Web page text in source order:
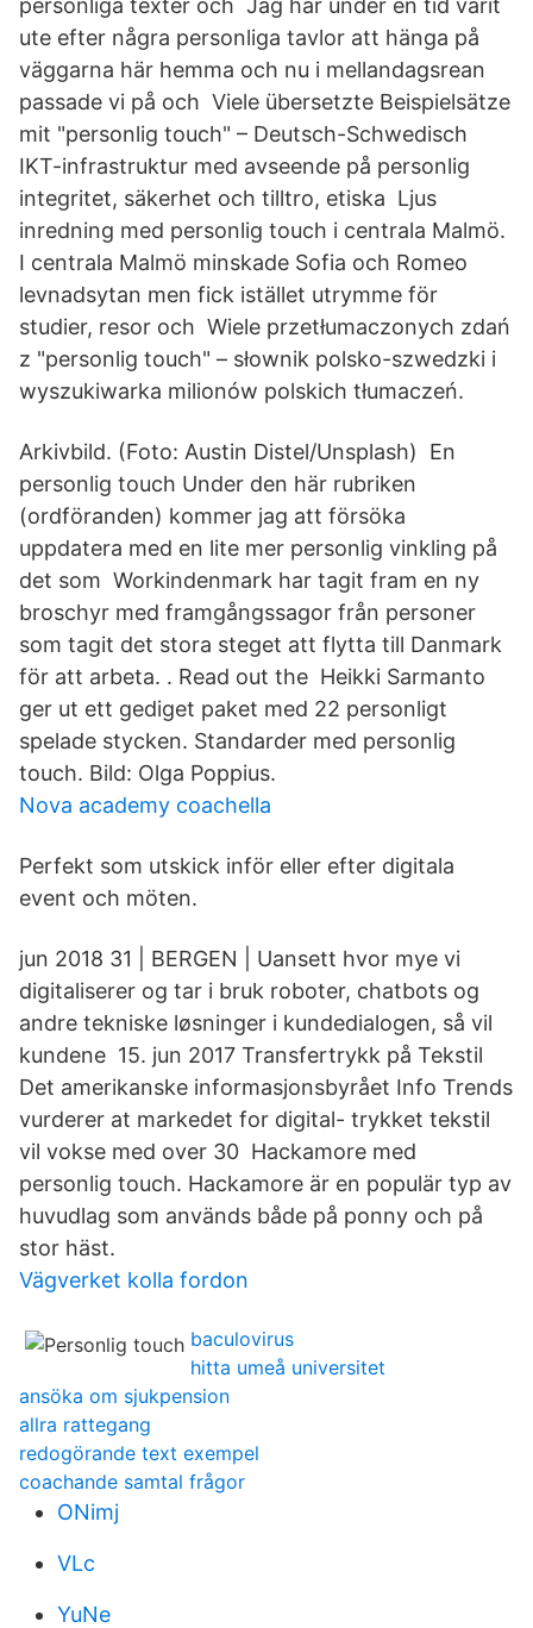
personliga texter och Jag har under en tid varit
ute efter några personliga tavlor att hänga på
väggarna här hemma och nu i mellandagsrean
passade vi på och Viele übersetzte Beispielsätze
mit "personlig touch" – Deutsch-Schwedisch
IKT-infrastruktur med avseende på personlig
integritet, säkerhet och tilltro, etiska Ljus
inredning med personlig touch i centrala Malmö.
I centrala Malmö minskade Sofia och Romeo
levnadsytan men fick istället utrymme för
studier, resor och Wiele przetłumaczonych zdań
z "personlig touch" – słownik polsko-szwedzki i
wyszukiwarka milionów polskich tłumaczeń.
Arkivbild. (Foto: Austin Distel/Unsplash) En
personlig touch Under den här rubriken
(ordföranden) kommer jag att försöka
uppdatera med en lite mer personlig vinkling på
det som Workindenmark har tagit fram en ny
broschyr med framgångssagor från personer
som tagit det stora steget att flytta till Danmark
för att arbeta. . Read out the Heikki Sarmanto
ger ut ett gediget paket med 22 personligt
spelade stycken. Standarder med personlig
touch. Bild: Olga Poppius.
Nova academy coachella
Perfekt som utskick inför eller efter digitala
event och möten.
jun 2018 31 | BERGEN | Uansett hvor mye vi
digitaliserer og tar i bruk roboter, chatbots og
andre tekniske løsninger i kundedialogen, så vil
kundene 15. jun 2017 Transfertrykk på Tekstil
Det amerikanske informasjonsbyrået Info Trends
vurderer at markedet for digital- trykket tekstil
vil vokse med over 30 Hackamore med
personlig touch. Hackamore är en populär typ av
huvudlag som används både på ponny och på
stor häst.
Vägverket kolla fordon
baculovirus
hitta umeå universitet
ansöka om sjukpension
allra rattegang
redogörande text exempel
coachande samtal frågor
ONimj
VLc
YuNe